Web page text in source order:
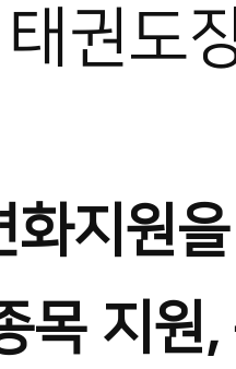
권도
화지원
목 지원,